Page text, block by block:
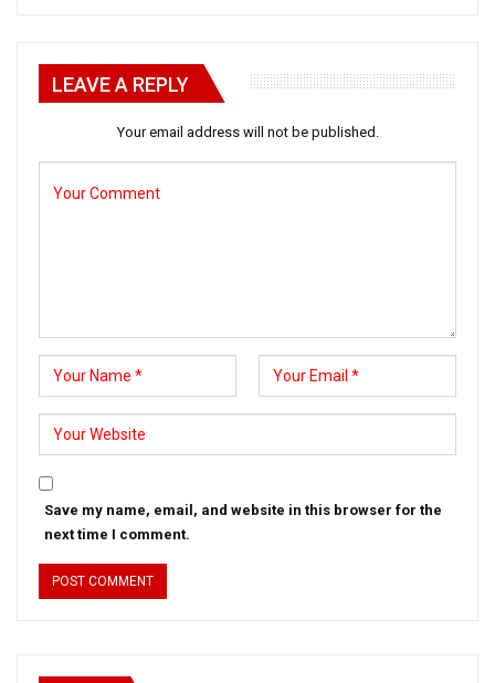
LEAVE A REPLY
Your email address will not be published.
Save my name, email, and website in this browser for the
next time I comment.